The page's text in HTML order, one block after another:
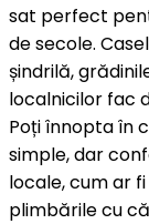
sat perfect
de secole.
șindrilă,
localnicilor fac
Poți înnopta în
simple, dar
locale, cum ar
plimbările cu